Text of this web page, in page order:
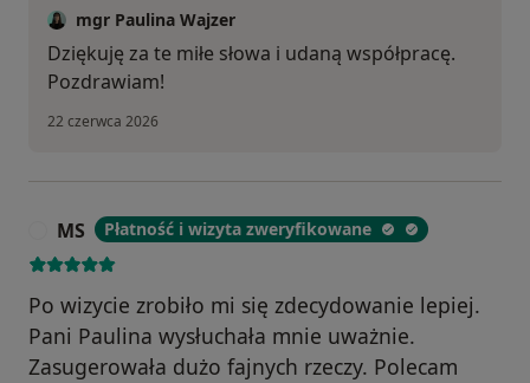
mgr Paulina Wajzer
Dziękuję za te miłe słowa i udaną współpracę.
Pozdrawiam!
22 czerwca 2026
MS Płatność i wizyta zweryfikowane
Po wizycie zrobiło mi się zdecydowanie lepiej.
Pani Paulina wysłuchała mnie uważnie.
Zasugerowała dużo fajnych rzeczy. Polecam